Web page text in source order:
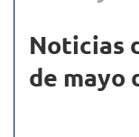
Noticias
de mayo